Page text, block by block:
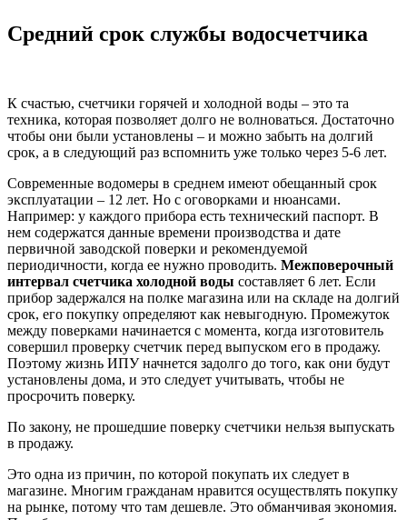
Средний срок службы водосчетчика
К счастью, счетчики горячей и холодной воды – это та
техника, которая позволяет долго не волноваться. Достаточно
чтобы они были установлены – и можно забыть на долгий
срок, а в следующий раз вспомнить уже только через 5-6 лет.
Современные водомеры в среднем имеют обещанный срок
эксплуатации – 12 лет. Но с оговорками и нюансами.
Например: у каждого прибора есть технический паспорт. В
нем содержатся данные времени производства и дате
первичной заводской поверки и рекомендуемой
периодичности, когда ее нужно проводить. Межповерочный
интервал счетчика холодной воды составляет 6 лет. Если
прибор задержался на полке магазина или на складе на долгий
срок, его покупку определяют как невыгодную. Промежуток
между поверками начинается с момента, когда изготовитель
совершил проверку счетчик перед выпуском его в продажу.
Поэтому жизнь ИПУ начнется задолго до того, как они будут
установлены дома, и это следует учитывать, чтобы не
просрочить поверку.
По закону, не прошедшие поверку счетчики нельзя выпускать
в продажу.
Это одна из причин, по которой покупать их следует в
магазине. Многим гражданам нравится осуществлять покупку
на рынке, потому что там дешевле. Это обманчивая экономия.